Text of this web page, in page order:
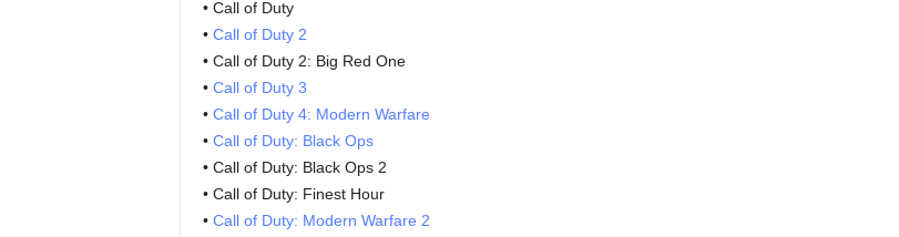
• Call of Duty
• Call of Duty 2
• Call of Duty 2: Big Red One
• Call of Duty 3
• Call of Duty 4: Modern Warfare
• Call of Duty: Black Ops
• Call of Duty: Black Ops 2
• Call of Duty: Finest Hour
• Call of Duty: Modern Warfare 2